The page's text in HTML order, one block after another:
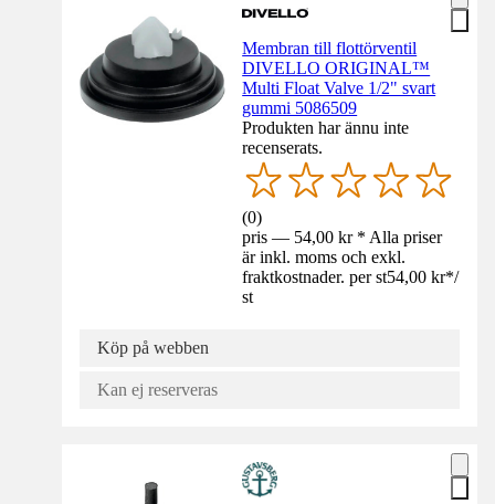
Membran till flottörventil
DIVELLO ORIGINAL™
Multi Float Valve 1/2" svart
gummi 5086509
Produkten har ännu inte
recenserats.
(0)
pris — 54,00 kr * Alla priser
är inkl. moms och exkl.
fraktkostnader. per st54,00 kr*/
st
Köp på webben
Kan ej reserveras